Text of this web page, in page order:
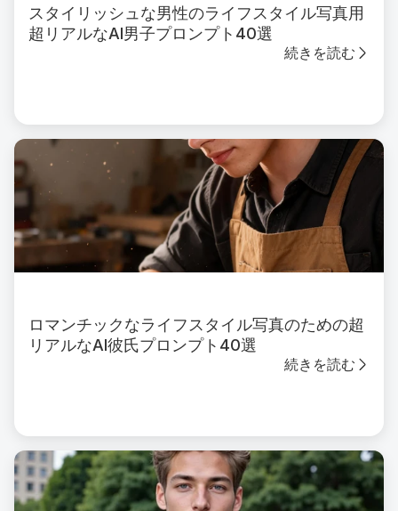
スタイリッシュな男性のライフスタイル写真用
超リアルなAI男子プロンプト40選
続きを読む
ロマンチックなライフスタイル写真のための超
リアルなAI彼氏プロンプト40選
続きを読む